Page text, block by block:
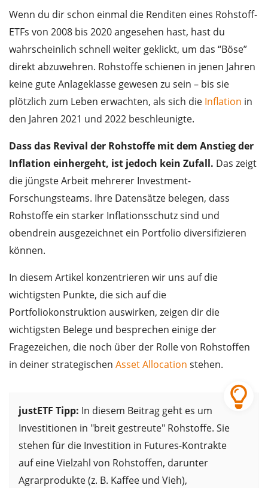
Wenn du dir schon einmal die Renditen eines Rohstoff-
ETFs von 2008 bis 2020 angesehen hast, hast du
wahrscheinlich schnell weiter geklickt, um das “Böse”
direkt abzuwehren. Rohstoffe schienen in jenen Jahren
keine gute Anlageklasse gewesen zu sein – bis sie
plötzlich zum Leben erwachten, als sich die Inflation in
den Jahren 2021 und 2022 beschleunigte.
Dass das Revival der Rohstoffe mit dem Anstieg der
Inflation einhergeht, ist jedoch kein Zufall. Das zeigt
die jüngste Arbeit mehrerer Investment-
Forschungsteams. Ihre Datensätze belegen, dass
Rohstoffe ein starker Inflationsschutz sind und
obendrein ausgezeichnet ein Portfolio diversifizieren
können.
In diesem Artikel konzentrieren wir uns auf die
wichtigsten Punkte, die sich auf die
Portfoliokonstruktion auswirken, zeigen dir die
wichtigsten Belege und besprechen einige der
Fragezeichen, die noch über der Rolle von Rohstoffen
in deiner strategischen Asset Allocation stehen.
justETF Tipp: In diesem Beitrag geht es um
Investitionen in "breit gestreute" Rohstoffe. Sie
stehen für die Investition in Futures-Kontrakte
auf eine Vielzahl von Rohstoffen, darunter
Agrarprodukte (z. B. Kaffee und Vieh),